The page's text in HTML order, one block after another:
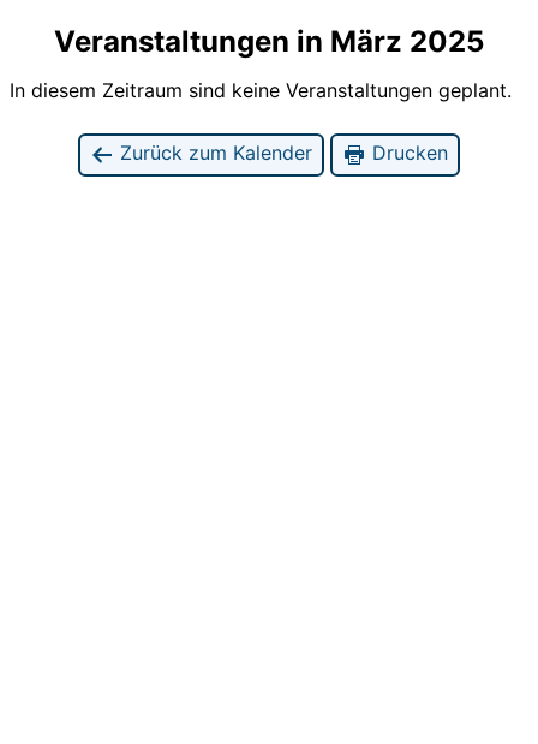
Veranstaltungen in März 2025
In diesem Zeitraum sind keine Veranstaltungen geplant.
Zurück zum Kalender Drucken